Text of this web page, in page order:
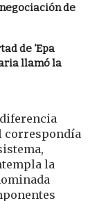
de
de ‘Epa
llamó la
correspondía
la